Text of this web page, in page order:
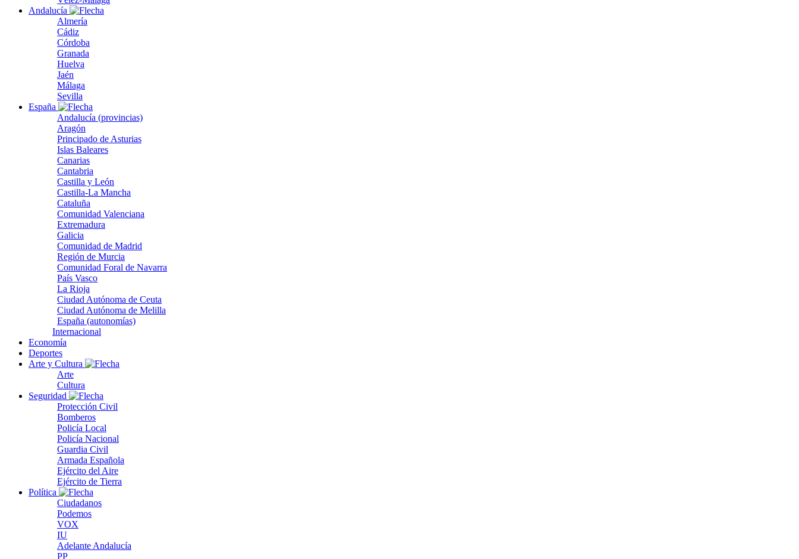
Andalucía
Almería
Cádiz
Córdoba
Granada
Huelva
Jaén
Málaga
Sevilla
España
Andalucía (provincias)
Aragón
Principado de Asturias
Islas Baleares
Canarias
Cantabria
Castilla y León
Castilla-La Mancha
Cataluña
Comunidad Valenciana
Extremadura
Galicia
Comunidad de Madrid
Región de Murcia
Comunidad Foral de Navarra
País Vasco
La Rioja
Ciudad Autónoma de Ceuta
Ciudad Autónoma de Melilla
España (autonomías)
Internacional
Economía
Deportes
Arte y Cultura
Arte
Cultura
Seguridad
Protección Civil
Bomberos
Policía Local
Policía Nacional
Guardia Civil
Armada Española
Ejército del Aire
Ejército de Tierra
Política
Ciudadanos
Podemos
VOX
IU
Adelante Andalucía
PP